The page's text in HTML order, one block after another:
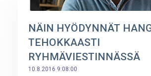
NÄIN HYÖDYNNÄT
TEHOKKAASTI
RYHMÄVIESTINNÄSSÄ
10.8.2016 9:08:00